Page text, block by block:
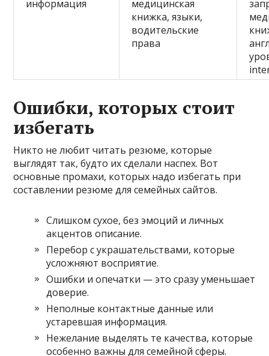
информация
медицинская
книжка, языки,
водительские
права
Ошибки, которых стоит
избегать
Никто не любит читать резюме, которые
выглядят так, будто их сделали наспех. Вот
основные промахи, которых надо избегать при
составлении резюме для семейных сайтов.
Слишком сухое, без эмоций и личных
акцентов описание.
Перебор с украшательствами, которые
усложняют восприятие.
Ошибки и опечатки — это сразу уменьшает
доверие.
Неполные контактные данные или
устаревшая информация.
Нежелание выделять те качества, которые
особенно важны для семейной сферы.